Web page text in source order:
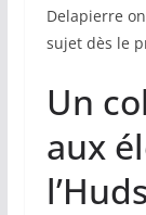
Delapierre
sujet dès le
Un
aux